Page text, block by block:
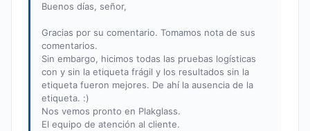
Buenos días, señor,
Gracias por su comentario. Tomamos nota de sus
comentarios.
Sin embargo, hicimos todas las pruebas logísticas
con y sin la etiqueta frágil y los resultados sin la
etiqueta fueron mejores. De ahí la ausencia de la
etiqueta. :)
Nos vemos pronto en Plakglass.
El equipo de atención al cliente.